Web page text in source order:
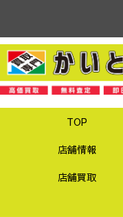
TOP
店舗情報
店舗買取